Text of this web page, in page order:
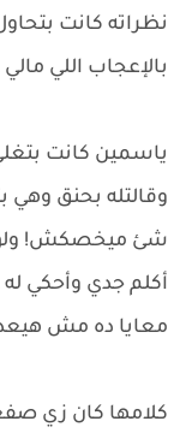
نظراته كانت
بالإعجاب اللي مالي
ياسمين كانت
وقالتله بحنق وهي
شئ ميخصكش! ولو
أكلم جدي وأحكي له
معايا ده مش
كلامها كان زي